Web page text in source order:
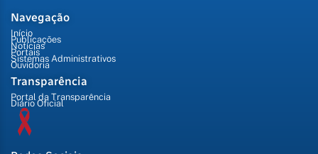
Navegação
Início
Publicações
Notícias
Portais
Sistemas Administrativos
Ouvidoria
Transparência
Portal da Transparência
Diário Oficial